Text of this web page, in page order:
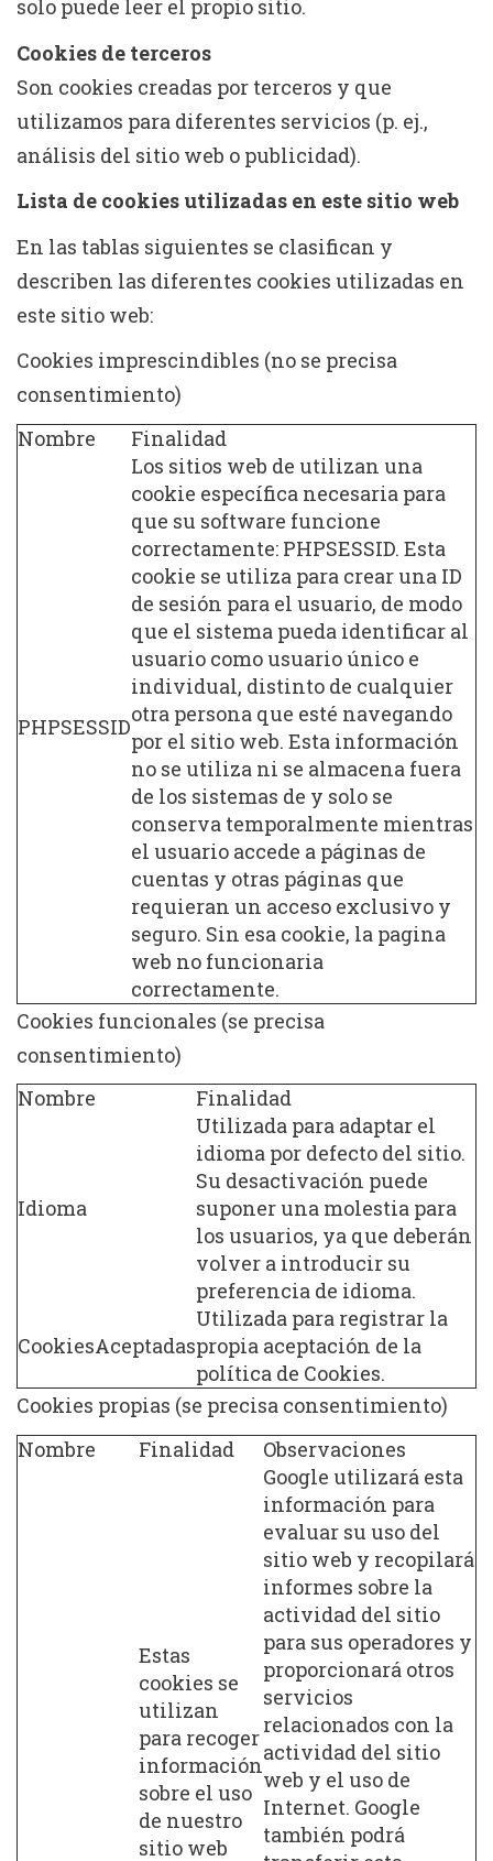
solo puede leer el propio sitio.
Cookies de terceros
Son cookies creadas por terceros y que
utilizamos para diferentes servicios (p. ej.,
análisis del sitio web o publicidad).
Lista de cookies utilizadas en este sitio web
En las tablas siguientes se clasifican y
describen las diferentes cookies utilizadas en
este sitio web:
Cookies imprescindibles (no se precisa
consentimiento)
Nombre
Finalidad
PHPSESSID
Los sitios web de utilizan una
cookie específica necesaria para
que su software funcione
correctamente: PHPSESSID. Esta
cookie se utiliza para crear una ID
de sesión para el usuario, de modo
que el sistema pueda identificar al
usuario como usuario único e
individual, distinto de cualquier
otra persona que esté navegando
por el sitio web. Esta información
no se utiliza ni se almacena fuera
de los sistemas de y solo se
conserva temporalmente mientras
el usuario accede a páginas de
cuentas y otras páginas que
requieran un acceso exclusivo y
seguro. Sin esa cookie, la pagina
web no funcionaria
correctamente.
Cookies funcionales (se precisa
consentimiento)
Nombre
Finalidad
Idioma
Utilizada para adaptar el
idioma por defecto del sitio.
Su desactivación puede
suponer una molestia para
los usuarios, ya que deberán
volver a introducir su
preferencia de idioma.
CookiesAceptadas
Utilizada para registrar la
propia aceptación de la
política de Cookies.
Cookies propias (se precisa consentimiento)
Nombre
Finalidad Observaciones
Estas
cookies se
utilizan
para recoger
información
sobre el uso
de nuestro
sitio web
Google utilizará esta
información para
evaluar su uso del
sitio web y recopilará
informes sobre la
actividad del sitio
para sus operadores y
proporcionará otros
servicios
relacionados con la
actividad del sitio
web y el uso de
Internet. Google
también podrá